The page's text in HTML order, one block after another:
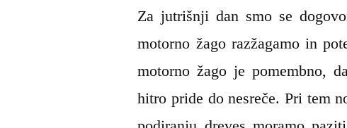
Za jutrišnji dan smo se
motorno žago razžagamo in
motorno žago je pomembno,
hitro pride do nesreče. Pri tem